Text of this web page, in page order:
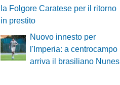
la Folgore Caratese per il ritorno
in prestito
Nuovo innesto per
l'Imperia: a centrocampo
arriva il brasiliano Nunes